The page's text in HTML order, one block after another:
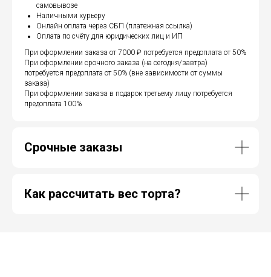
самовывозе
Наличными курьеру
Онлайн оплата через СБП (платежная ссылка)
Оплата по счёту для юридических лиц и ИП
При оформлении заказа от 7000 ₽ потребуется предоплата от 50%
При оформлении срочного заказа (на сегодня/завтра)
потребуется предоплата от 50% (вне зависимости от суммы
заказа)
При оформлении заказа в подарок третьему лицу потребуется
предоплата 100%
Срочные заказы
Как рассчитать вес торта?